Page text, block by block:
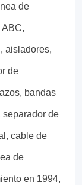
de
aisladores,
de
bandas
de
cable de
de
en 1994,